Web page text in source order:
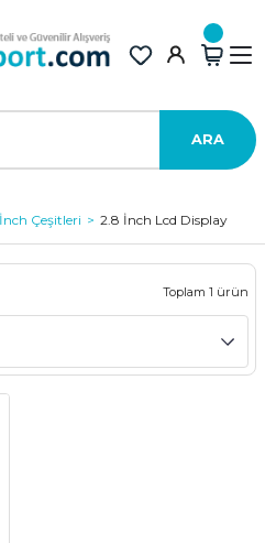
ARA
İnch Çeşitleri 2.8 İnch Lcd Display
Toplam 1 ürün